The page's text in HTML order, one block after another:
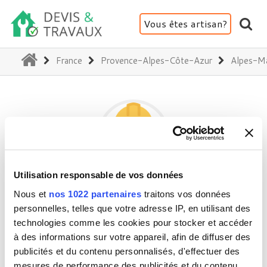
Utilisation responsable de vos données
Nous et nos 1022 partenaires traitons vos données
personnelles, telles que votre adresse IP, en utilisant des
technologies comme les cookies pour stocker et accéder
à des informations sur votre appareil, afin de diffuser des
publicités et du contenu personnalisés, d'effectuer des
Vous êtes artisan?
(current)
France Provence-Alpes-Côte-Azur Alpes-
CM FENETRE
06000 Nice
Activité(s) : Rénovation intérieure